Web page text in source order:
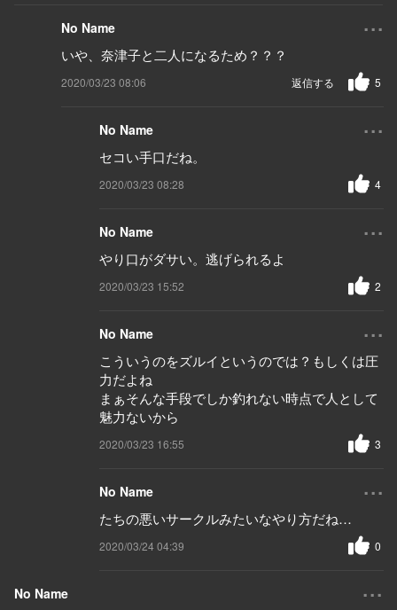
No Name ...
いや、奈津子と二人になるため？？？
2020/03/23 08:06 5
返信する
No Name ...
セコい手口だね。
2020/03/23 08:28 4
No Name ...
やり口がダサい。逃げられるよ
2020/03/23 15:52 2
No Name ...
こういうのをズルイというのでは？もしくは圧
力だよね
まぁそんな手段でしか釣れない時点で人として
魅力ないから
2020/03/23 16:55 3
No Name ...
たちの悪いサークルみたいなやり方だね…
2020/03/24 04:39 0
No Name ...